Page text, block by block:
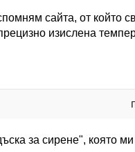
сайта, от който
изислена
за сирене", която